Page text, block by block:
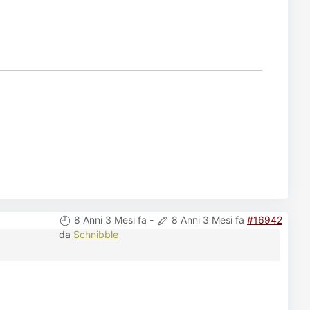
8 Anni 3 Mesi fa - 8 Anni 3 Mesi fa #16942
da Schnibble